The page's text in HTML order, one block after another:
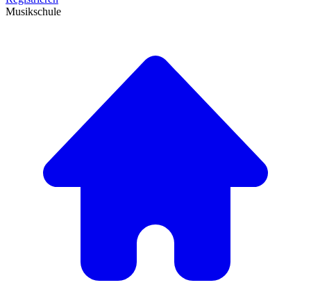
Musikschule